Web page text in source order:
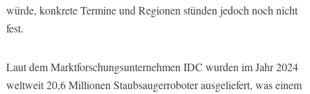
würde, konkrete Termine und Regionen stünden jedoch noch nicht
fest.
Laut dem Marktforschungsunternehmen IDC wurden im Jahr 2024
weltweit 20,6 Millionen Staubsaugerroboter ausgeliefert, was einem